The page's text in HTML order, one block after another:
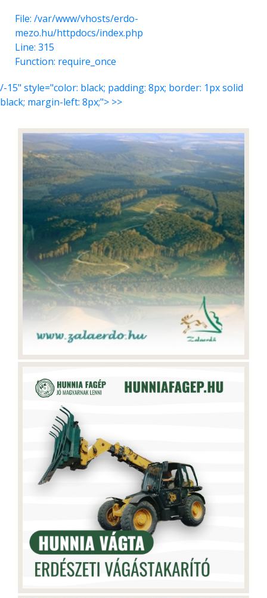
File: /var/www/vhosts/erdo-
mezo.hu/httpdocs/index.php
Line: 315
Function: require_once
/-15" style="color: black; padding: 8px; border: 1px solid
black; margin-left: 8px;"> >>